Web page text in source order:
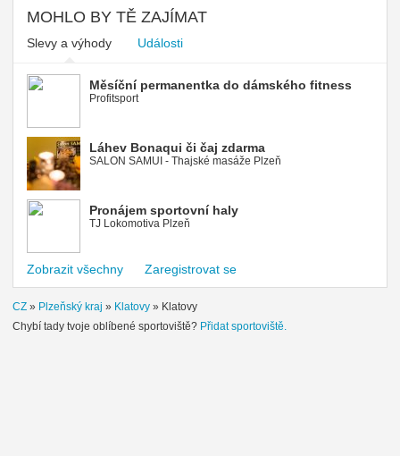
MOHLO BY TĚ ZAJÍMAT
Slevy a výhody Události
Měsíční permanentka do dámského fitness
Profitsport
Láhev Bonaqui či čaj zdarma
SALON SAMUI - Thajské masáže Plzeň
Pronájem sportovní haly
TJ Lokomotiva Plzeň
Zobrazit všechny Zaregistrovat se
CZ » Plzeňský kraj » Klatovy » Klatovy
Chybí tady tvoje oblíbené sportoviště? Přidat sportoviště.